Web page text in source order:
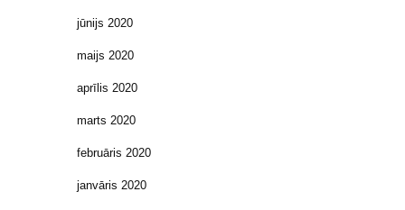
jūnijs 2020
maijs 2020
aprīlis 2020
marts 2020
februāris 2020
janvāris 2020